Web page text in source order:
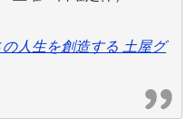
人生を創造する 土屋グ